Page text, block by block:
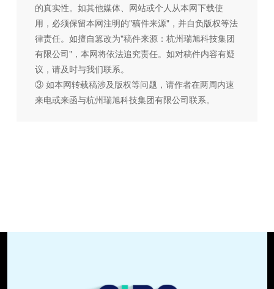
的真实性。如其他媒体、网站或个人从本网下载使
用，必须保留本网注明的"稿件来源"，并自负版权等法
律责任。如擅自篡改为"稿件来源：杭州瑞旭科技集团
有限公司"，本网将依法追究责任。如对稿件内容有疑
议，请及时与我们联系。
③ 如本网转载稿涉及版权等问题，请作者在两周内速
来电或来函与杭州瑞旭科技集团有限公司联系。